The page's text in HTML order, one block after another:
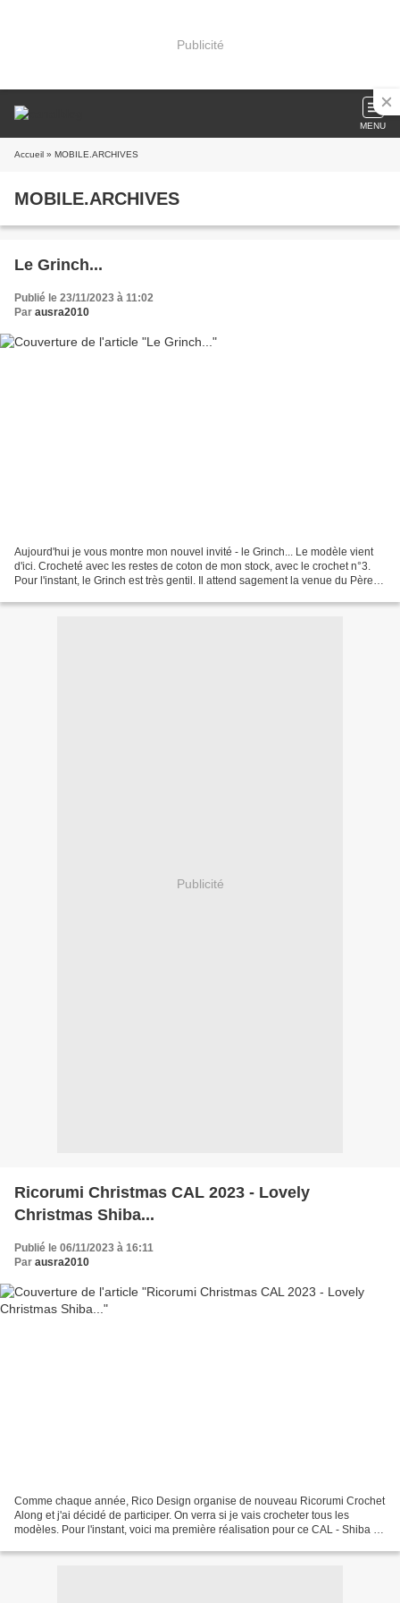
Publicité
MENU
Accueil » MOBILE.ARCHIVES
MOBILE.ARCHIVES
Le Grinch...
Publié le 23/11/2023 à 11:02
Par ausra2010
Aujourd'hui je vous montre mon nouvel invité - le Grinch... Le modèle vient
d'ici. Crocheté avec les restes de coton de mon stock, avec le crochet n°3.
Pour l'instant, le Grinch est très gentil. Il attend sagement la venue du Père
Publicité
Ricorumi Christmas CAL 2023 - Lovely
Christmas Shiba...
Publié le 06/11/2023 à 16:11
Par ausra2010
Comme chaque année, Rico Design organise de nouveau Ricorumi Crochet
Along et j'ai décidé de participer. On verra si je vais crocheter tous les
modèles. Pour l'instant, voici ma première réalisation pour ce CAL - Shiba de